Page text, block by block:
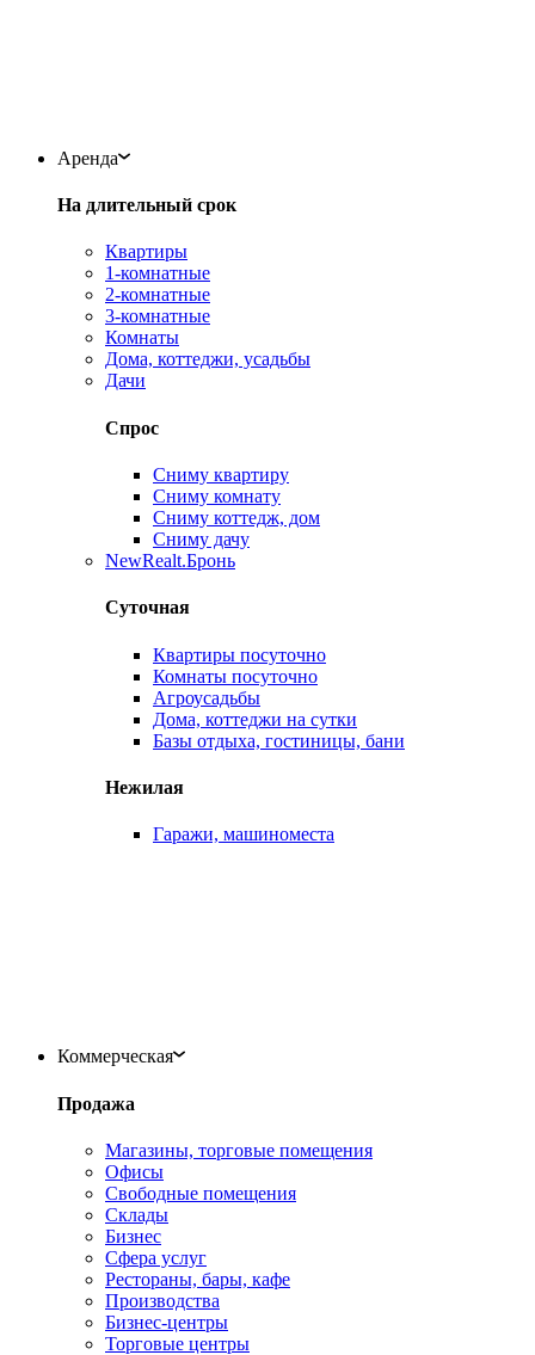
Аренда
На длительный срок
Квартиры
1-комнатные
2-комнатные
3-комнатные
Комнаты
Дома, коттеджи, усадьбы
Дачи
Спрос
Сниму квартиру
Сниму комнату
Сниму коттедж, дом
Сниму дачу
NewRealt.Бронь
Суточная
Квартиры посуточно
Комнаты посуточно
Агроусадьбы
Дома, коттеджи на сутки
Базы отдыха, гостиницы, бани
Нежилая
Гаражи, машиноместа
Коммерческая
Продажа
Магазины, торговые помещения
Офисы
Свободные помещения
Склады
Бизнес
Сфера услуг
Рестораны, бары, кафе
Производства
Бизнес-центры
Торговые центры